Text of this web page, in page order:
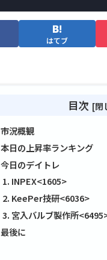
はてブ
目次
市況概観
本日の上昇率ランキング
今日のデイトレ
INPEX<1605>
KeePer技研<6036>
宮入バルブ製作所
最後に